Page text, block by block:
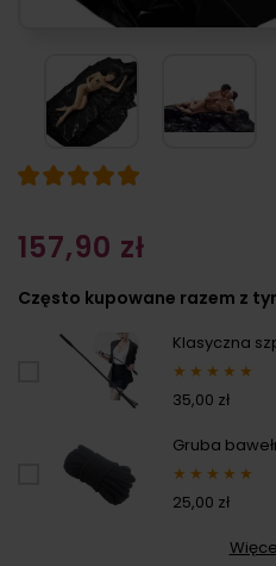
157,90 zł
Często kupowane razem z
Klasyczna
★ ★ ★ ★ ★
35,00 zł
Gruba
★ ★ ★ ★ ★
25,00 zł